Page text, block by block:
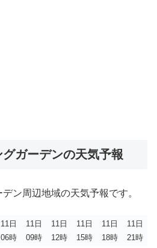
ガーデンの天気予報
ン周辺地域の天気予報です。
11日
06時
11日
09時
11日
12時
11日
15時
11日
18時
11日
21時